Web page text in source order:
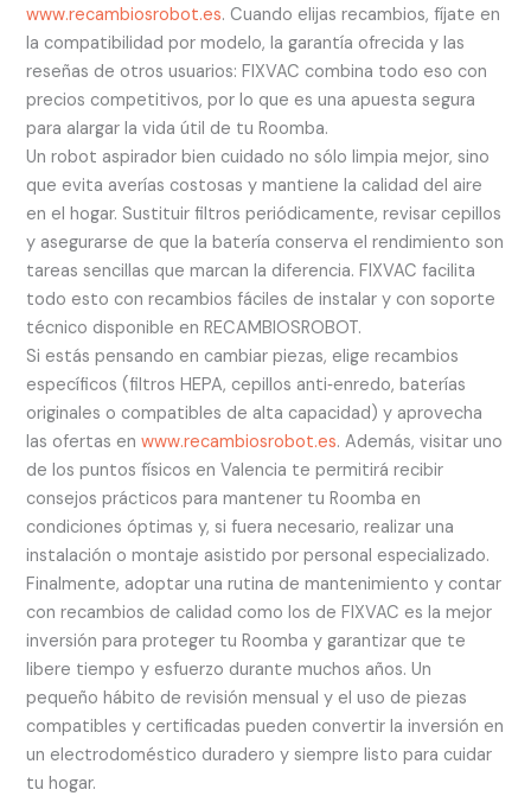
www.recambiosrobot.es. Cuando elijas recambios, fíjate en
la compatibilidad por modelo, la garantía ofrecida y las
reseñas de otros usuarios: FIXVAC combina todo eso con
precios competitivos, por lo que es una apuesta segura
para alargar la vida útil de tu Roomba.
Un robot aspirador bien cuidado no sólo limpia mejor, sino
que evita averías costosas y mantiene la calidad del aire
en el hogar. Sustituir filtros periódicamente, revisar cepillos
y asegurarse de que la batería conserva el rendimiento son
tareas sencillas que marcan la diferencia. FIXVAC facilita
todo esto con recambios fáciles de instalar y con soporte
técnico disponible en RECAMBIOSROBOT.
Si estás pensando en cambiar piezas, elige recambios
específicos (filtros HEPA, cepillos anti‑enredo, baterías
originales o compatibles de alta capacidad) y aprovecha
las ofertas enwww.recambiosrobot.es. Además, visitar uno
de los puntos físicos en Valencia te permitirá recibir
consejos prácticos para mantener tu Roomba en
condiciones óptimas y, si fuera necesario, realizar una
instalación o montaje asistido por personal especializado.
Finalmente, adoptar una rutina de mantenimiento y contar
con recambios de calidad como los de FIXVAC es la mejor
inversión para proteger tu Roomba y garantizar que te
libere tiempo y esfuerzo durante muchos años. Un
pequeño hábito de revisión mensual y el uso de piezas
compatibles y certificadas pueden convertir la inversión en
un electrodoméstico duradero y siempre listo para cuidar
tu hogar.